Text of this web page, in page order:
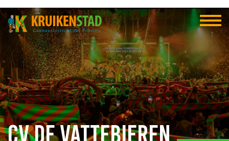
CV de Vattebieren